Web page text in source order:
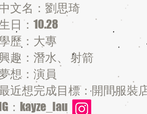
文名：劉思琦
日：10.28
歷：大專
趣：潛水、 射箭
想：演員
近想完成目標：開間服裝
：kayze_lau